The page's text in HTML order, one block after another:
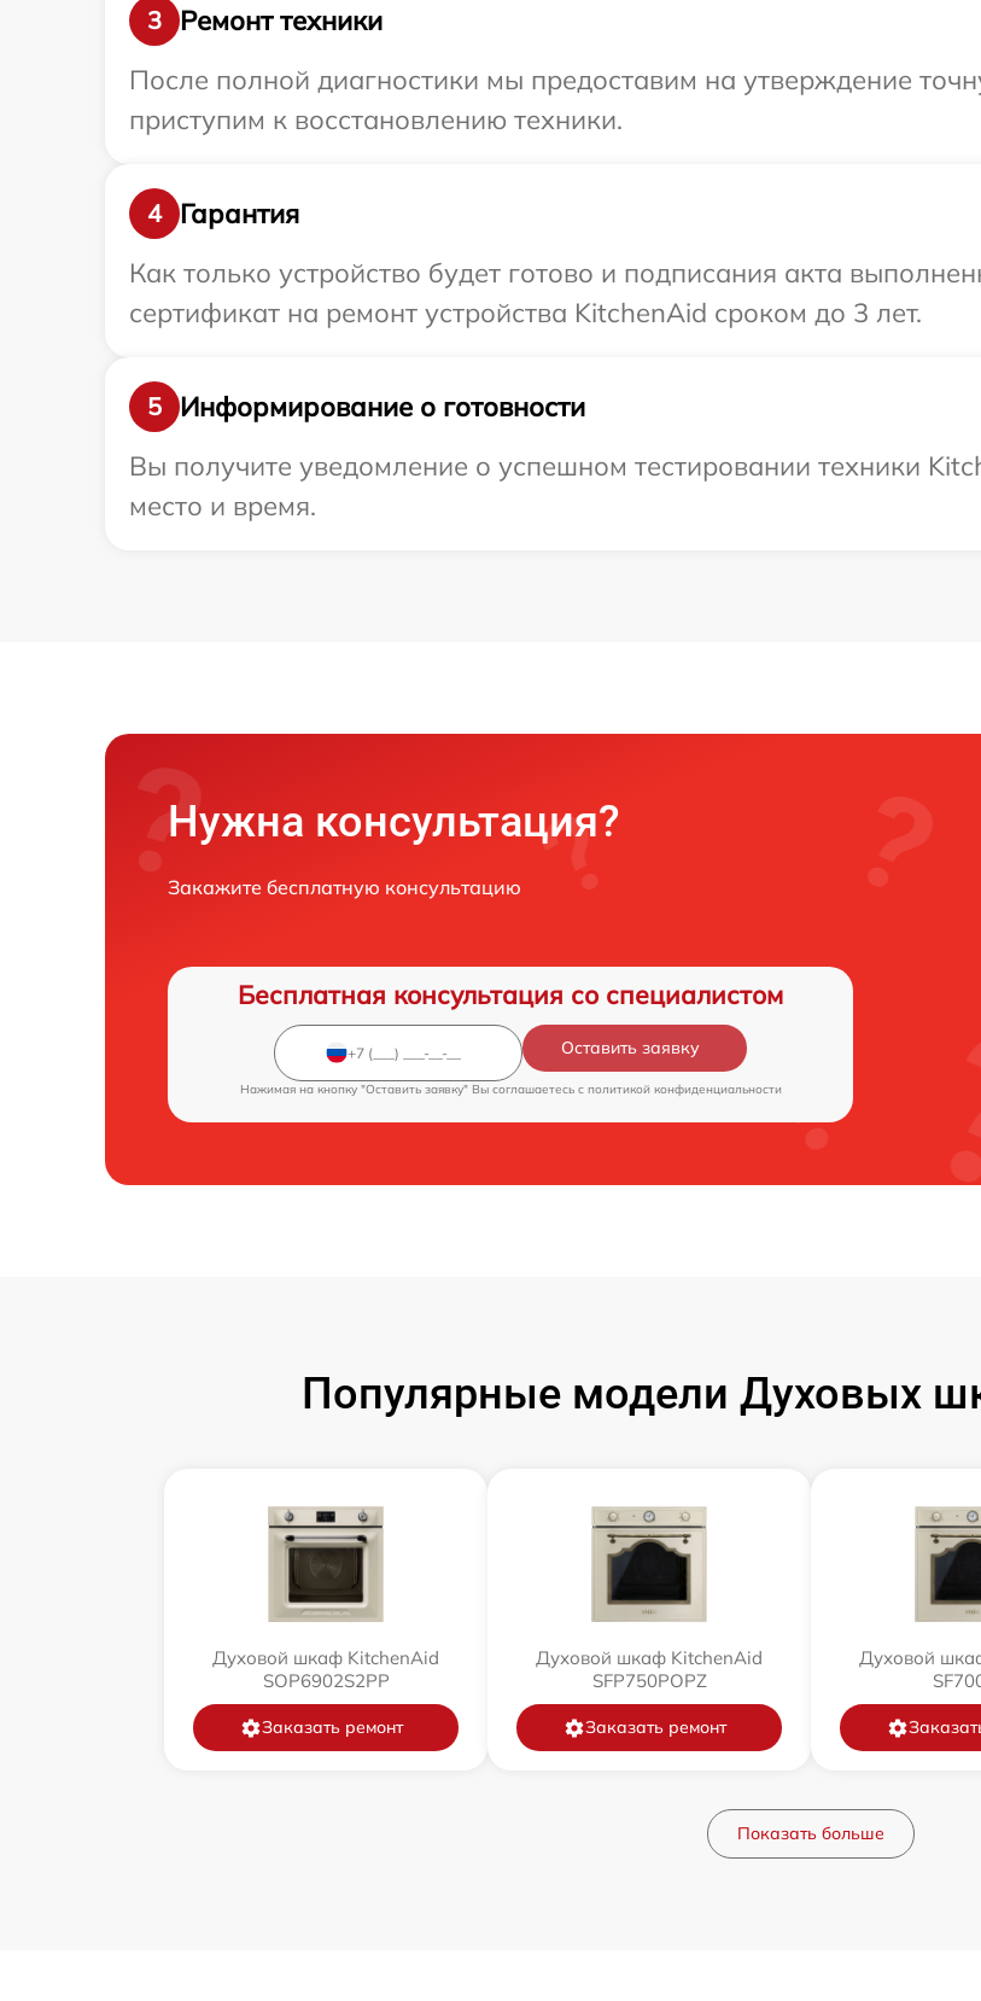
3
Ремонт техники
После полной диагностики мы предоставим на утверждение
приступим к восстановлению техники.
4
Гарантия
Как только устройство будет готово и подписания акта
сертификат на ремонт устройства KitchenAid сроком до 3 лет.
5
Информирование о готовности
Вы получите уведомление о успешном тестировании техники
место и время.
Нужна консультация?
Закажите бесплатную консультацию
Бесплатная консультация со специалистом
Оставить заявку
Нажимая на кнопку "Оставить заявку" Вы соглашаетесь c политикой конфиденциальности
Популярные модели Духовых
Духовой шкаф KitchenAid
SOP6902S2PP
Заказать ремонт
Духовой шкаф KitchenAid
SFP750POPZ
Заказать ремонт
Духовой
Показать больше